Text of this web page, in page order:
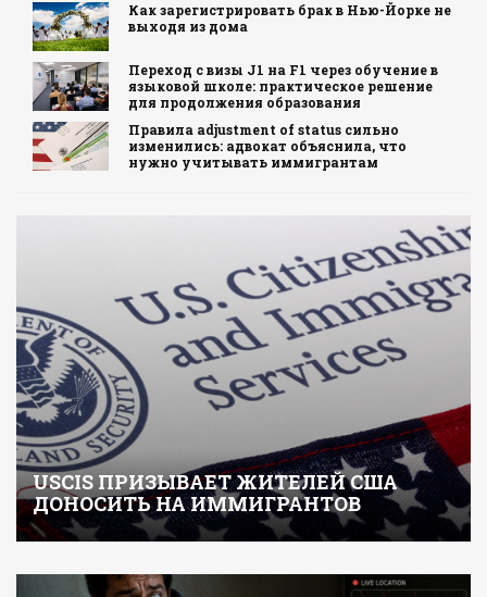
Как зарегистрировать брак в Нью-Йорке не
выходя из дома
Переход с визы J1 на F1 через обучение в
языковой школе: практическое решение
для продолжения образования
Правила adjustment of status сильно
изменились: адвокат объяснила, что
нужно учитывать иммигрантам
USCIS ПРИЗЫВАЕТ ЖИТЕЛЕЙ США
ДОНОСИТЬ НА ИММИГРАНТОВ